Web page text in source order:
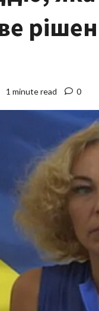
1 minute read 0